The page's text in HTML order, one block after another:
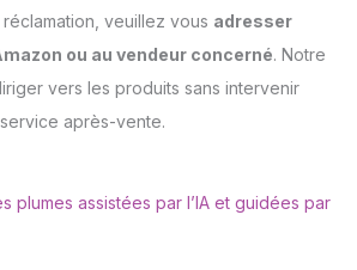
veuillez vous adresser
ou au vendeur concerné. Notre
vers les produits sans intervenir
après-vente.
plumes assistées par l’IA et guidées par